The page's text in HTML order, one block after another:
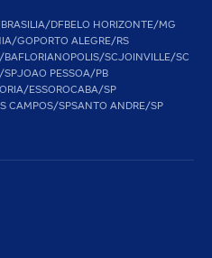
BRASILIA/DFBELO HORIZONTE/MG
GOPORTO ALEGRE/RS
BAFLORIANOPOLIS/SCJOINVILLE/SC
SPJOAO PESSOA/PB
ESSOROCABA/SP
CAMPOS/SPSANTO ANDRE/SP